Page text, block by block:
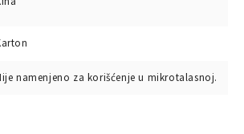
namenjeno za korišćenje u mikrotalasnoj.